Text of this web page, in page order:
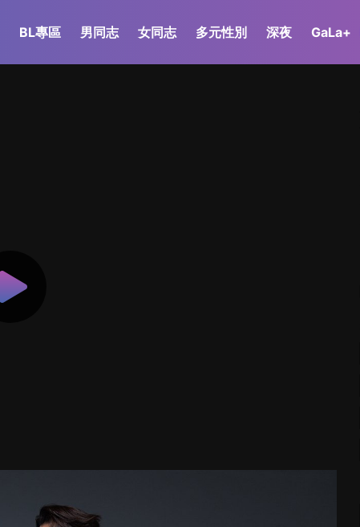
BL專區 男同志 女同志 多元性別 深夜 GaLa+